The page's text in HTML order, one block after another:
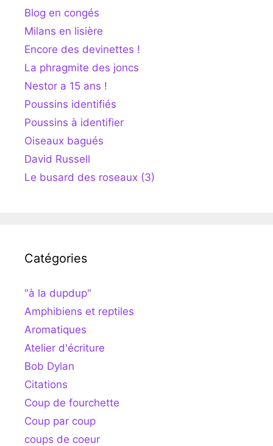
Blog en congés
Milans en lisière
Encore des devinettes !
La phragmite des joncs
Nestor a 15 ans !
Poussins identifiés
Poussins à identifier
Oiseaux bagués
David Russell
Le busard des roseaux (3)
Catégories
"à la dupdup"
Amphibiens et reptiles
Aromatiques
Atelier d'écriture
Bob Dylan
Citations
Coup de fourchette
Coup par coup
coups de coeur